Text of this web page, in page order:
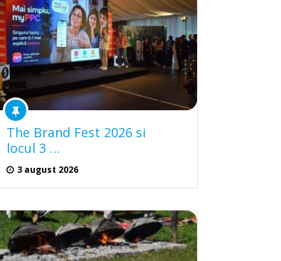
The Brand Fest 2026 si
locul 3 …
3 august 2026